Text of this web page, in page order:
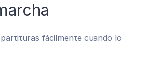
fácilmente cuando lo